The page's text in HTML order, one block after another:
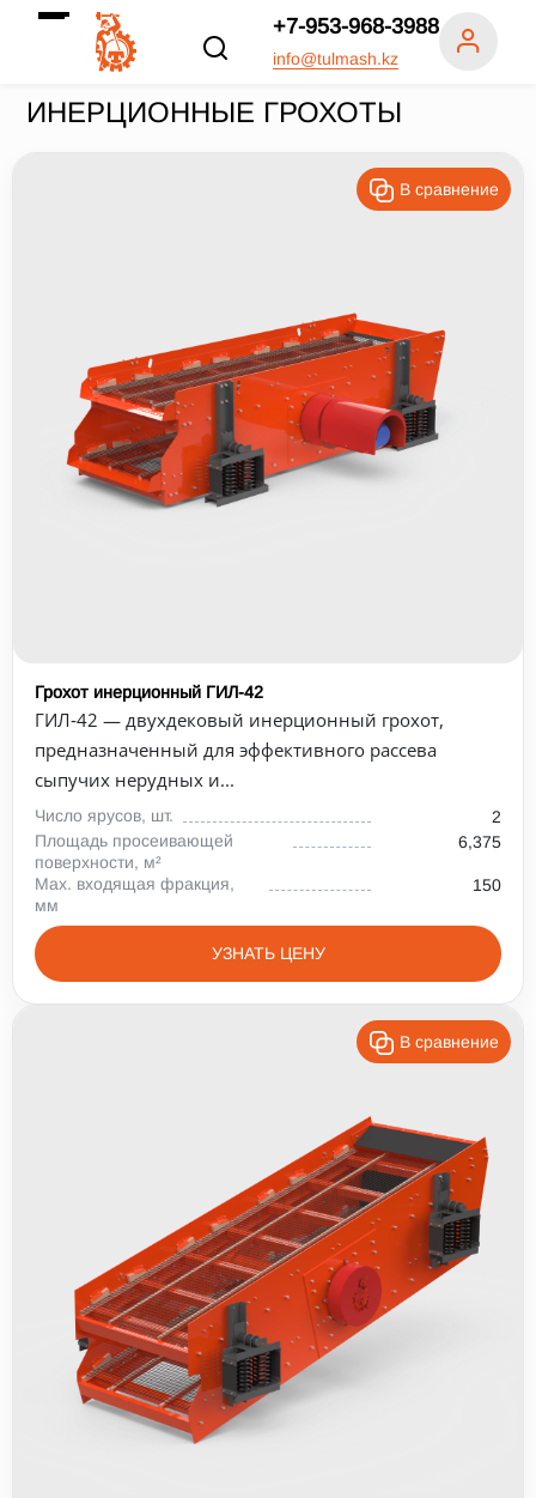
+7-953-968-3988
info@tulmash.kz
1-3 1 2 3 4
Производительность, т/ч
ИНЕРЦИОННЫЕ ГРОХОТЫ
В сравнение
Грохот инерционный ГИЛ-42
ГИЛ‑42 — двухдековый инерционный грохот,
предназначенный для эффективного рассева
сыпучих нерудных и...
Число ярусов, шт.
2
Площадь просеивающей
поверхности, м²
6,375
Max. входящая фракция,
мм
150
УЗНАТЬ ЦЕНУ
В сравнение